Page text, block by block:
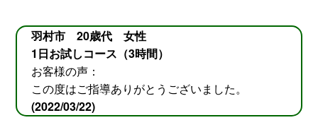
羽村市 20歳代 女性
1日お試しコース（3時間）
お客様の声：
この度はご指導ありがとうございました。
(2022/03/22)